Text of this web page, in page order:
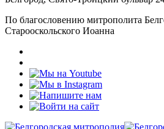
По благословению митрополита
Старооскольского Иоанна